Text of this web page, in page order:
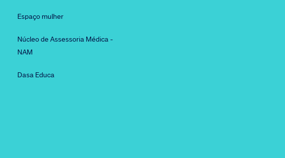
Espaço mulher
Núcleo de Assessoria Médica -
NAM
Dasa Educa